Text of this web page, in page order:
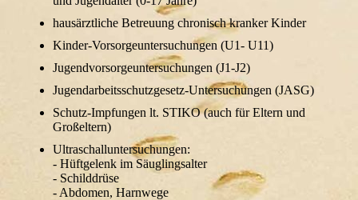
hausärztliche Betreuung chronisch kranker Kinder
Kinder-Vorsorgeuntersuchungen (U1- U11)
Jugendvorsorgeuntersuchungen (J1-J2)
Jugendarbeitsschutzgesetz-Untersuchungen (JASG)
Schutz-Impfungen lt. STIKO (auch für Eltern und
Großeltern)
Ultraschalluntersuchungen:
- Hüftgelenk im Säuglingsalter
- Schilddrüse
- Abdomen, Harnwege